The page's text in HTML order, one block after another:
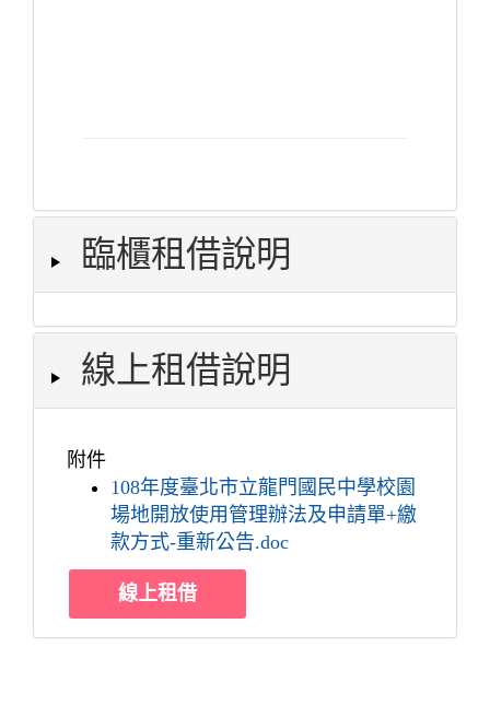
臨櫃租借說明
線上租借說明
附件
108年度臺北市立龍門國民中學校園
場地開放使用管理辦法及申請單+繳
款方式-重新公告.doc
線上租借